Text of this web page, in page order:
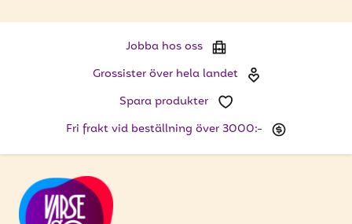
Jobba hos oss
Grossister över hela landet
Spara produkter
Fri frakt vid beställning över 3000:-